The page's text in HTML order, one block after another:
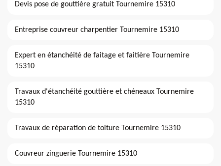
Devis pose de gouttière gratuit Tournemire 15310
Entreprise couvreur charpentier Tournemire 15310
Expert en étanchéité de faitage et faitière Tournemire
15310
Travaux d'étanchéité gouttière et chéneaux Tournemire
15310
Travaux de réparation de toiture Tournemire 15310
Couvreur zinguerie Tournemire 15310